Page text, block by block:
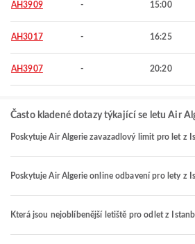
AH3909 - 15:00
AH3017 - 16:25
AH3907 - 20:20
Často kladené dotazy týkající se letu Air
Poskytuje Air Algerie zavazadlový limit pro let z
Poskytuje Air Algerie online odbavení pro lety z
Která jsou nejoblíbenější letiště pro odlet z